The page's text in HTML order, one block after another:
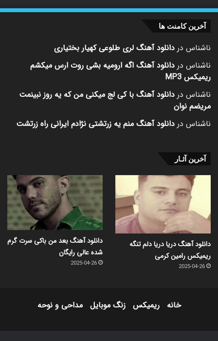
آخرین کامنت ها
ناشناس در دانلود آهنگ لری طلوعی کهیار بختیاری
ناشناس در دانلود آهنگ اگه ارومیه بشی روت ارس میکشم
ریمیکس MP3
ناشناس در دانلود آهنگ با کی لج میکنی من که یه روز نبینمت
مریضم نوان
ناشناس در دانلود آهنگ منم یه زرتشتی نژادم ایرانی راه زرتشت
آخرین آثـار
دانلود آهنگ دریا دریا دلم تنگه
ریمیکس رامین کرمی
2025-04-26
دانلود آهنگ بعد من باکی سرت گرم
شده عالی رایگان
2025-04-26
خانه ریمیکس زنگ موبایل مداحی و نوحه